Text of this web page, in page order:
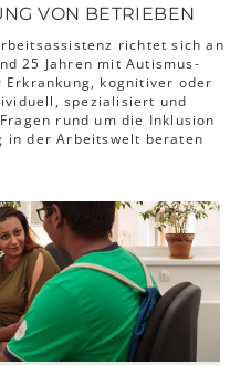
VON BETRIEBEN
richtet sich an
25 Jahren mit Autismus-
Erkrankung, kognitiver oder
spezialisiert und
rund um die Inklusion
in der Arbeitswelt beraten